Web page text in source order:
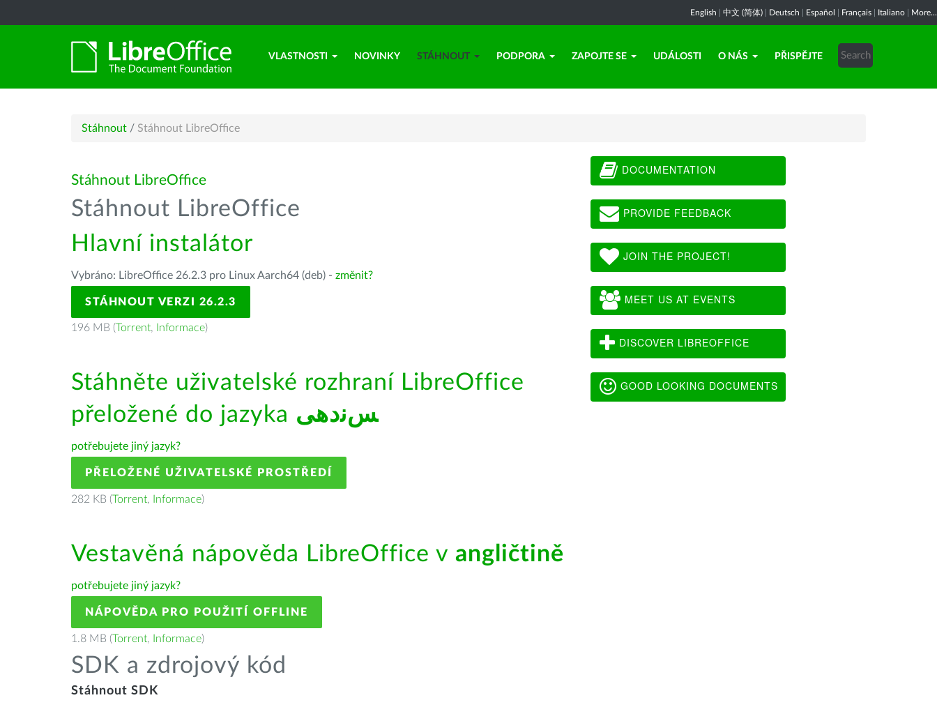
English 中文 (简体) Deutsch Español Français Italiano More...
VLASTNOSTI NOVINKY STÁHNOUT PODPORA ZAPOJTE SE UDÁLOSTI O NÁS PŘISPĚJTE
Stáhnout / Stáhnout LibreOffice
Stáhnout LibreOffice
Stáhnout LibreOffice
Hlavní instalátor
Vybráno: LibreOffice 26.2.3 pro Linux Aarch64 (deb) - změnit?
STÁHNOUT VERZI 26.2.3
196 MB (Torrent, Informace)
Stáhněte uživatelské rozhraní LibreOffice
přeložené do jazyka ﺲﻧﺩھی
potřebujete jiný jazyk?
PŘELOŽENÉ UŽIVATELSKÉ PROSTŘEDÍ
282 KB (Torrent, Informace)
Vestavěná nápověda LibreOffice v angličtině
potřebujete jiný jazyk?
NÁPOVĚDA PRO POUŽITÍ OFFLINE
1.8 MB (Torrent, Informace)
SDK a zdrojový kód
Stáhnout SDK
DOCUMENTATION
PROVIDE FEEDBACK
JOIN THE PROJECT!
MEET US AT EVENTS
DISCOVER LIBREOFFICE
GOOD LOOKING DOCUMENTS